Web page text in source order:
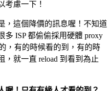
考慮一下！
，這個降價的訊息喔！不知道
多 ISP 都偷偷採用硬體 proxy
，有的時候看的到，有的時
就一直 reload 到看到為止